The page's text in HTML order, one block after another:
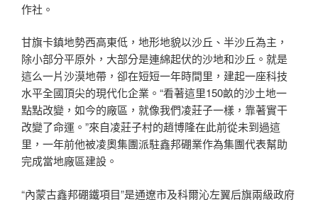
作社。
甘旗卡鎮地勢西高東低，地形地貌以沙丘、半沙丘為主，
除小部分平原外，大部分是連綿起伏的沙地和沙丘。就是
這么一片沙漠地帶，卻在短短一年時間里，建起一座科技
水平全國頂尖的現代化企業。“看著這里150畝的沙土地一
點點改變，如今的廠區，就像我們凌莊子一樣，靠著實干
改變了命運。”來自凌莊子村的趙博隆在此前從未到過這
里，一年前他被凌奧集團派駐鑫邦硼業作為集團代表幫助
完成當地廠區建設。
“內蒙古鑫邦硼鐵項目”是通遼市及科爾沁左翼后旗兩級政府